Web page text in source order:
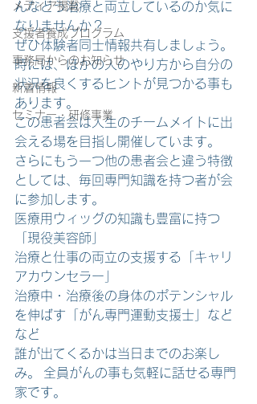
メディア掲載
支援者養成プログラム
事務局からのお知らせ
新着情報
セミナー・研修事業
んなどう治療と両立しているのか気に
なりませんか？
ぜひ体験者同士情報共有しましょう。
時には、ほかの人のやり方から自分の
状況を良くするヒントが見つかる事も
あります。
この患者会は人生のチームメイトに出
会える場を目指し開催しています。
さらにもう一つ他の患者会と違う特徴
としては、毎回専門知識を持つ者が会
に参加します。
医療用ウィッグの知識も豊富に持つ
「現役美容師」
治療と仕事の両立の支援する「キャリ
アカウンセラー」
治療中・治療後の身体のポテンシャル
を伸ばす「がん専門運動支援士」など
など
誰が出てくるかは当日までのお楽し
み。 全員がんの事も気軽に話せる専門
家です。